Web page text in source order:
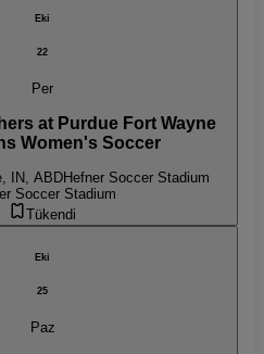
Eki
22
Per
at Purdue Fort Wayne
Women's Soccer
IN, ABDHefner Soccer Stadium
Soccer Stadium
Tükendi
Eki
25
Paz